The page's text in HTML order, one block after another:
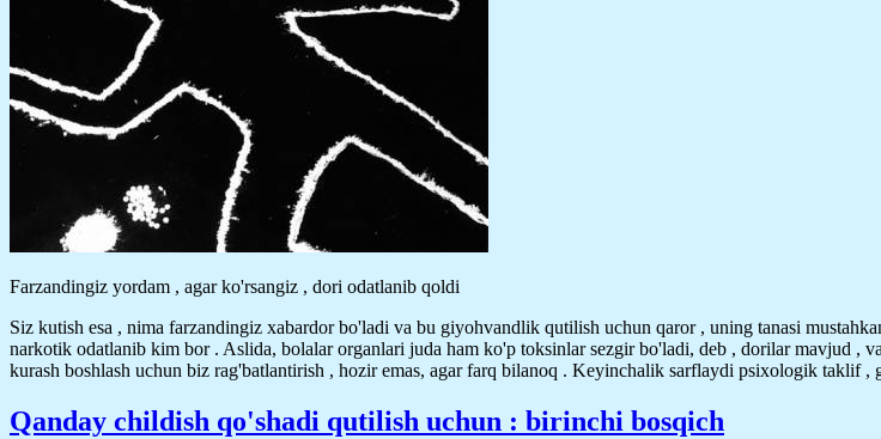
Farzandingiz yordam , agar ko'rsangiz , dori odatlanib qoldi
Siz kutish esa , nima farzandingiz xabardor bo'ladi va bu giyohvandlik qutilish uchun qaror , uning tanasi
narkotik odatlanib kim bor . Aslida, bolalar organlari juda ham ko'p toksinlar sezgir bo'ladi, deb , dorilar mavjud ,
kurash boshlash uchun biz rag'batlantirish , hozir emas, agar farq bilanoq . Keyinchalik sarflaydi psixologik taklif
Qanday childish qo'shadi qutilish uchun : birinchi bosqich